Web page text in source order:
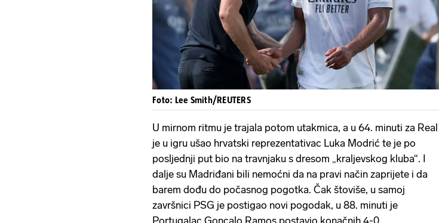
Foto: Lee Smith/REUTERS
U mirnom ritmu je trajala potom utakmica, a u 64. minuti za Real
je u igru ušao hrvatski reprezentativac Luka Modrić te je po
posljednji put bio na travnjaku s dresom „kraljevskog kluba“. I
dalje su Madriđani bili nemoćni da na pravi način zaprijete i da
barem dođu do počasnog pogotka. Čak štoviše, u samoj
završnici PSG je postigao novi pogodak, u 88. minuti je